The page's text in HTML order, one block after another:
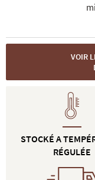
VOIR
STOCKÉ A
RÉGULÉE